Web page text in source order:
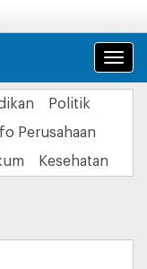
Politik
Perusahaan
Kesehatan